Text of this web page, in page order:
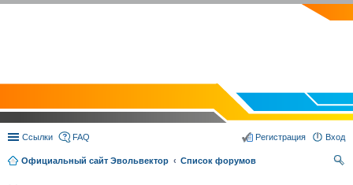
Ссылки FAQ Вход
Регистрация
Официальный сайт Эвольвектор
Список форумов